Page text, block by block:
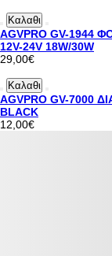
Καλαθι
AGVPRO GV-1944
12V-24V 18W/30W
29,00€
Καλαθι
AGVPRO GV-7000
BLACK
12,00€